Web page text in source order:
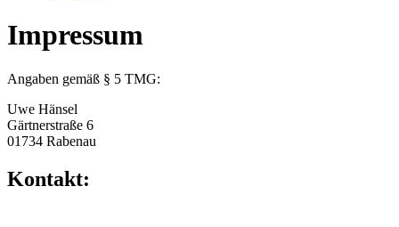
Impressum
Angaben gemäß § 5 TMG:
Uwe Hänsel
Gärtnerstraße 6
01734 Rabenau
Kontakt: